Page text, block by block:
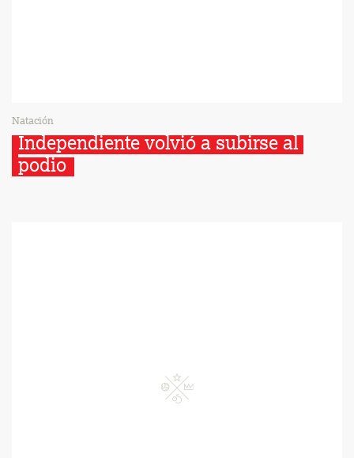
Natación
Independiente volvió a subirse al
podio